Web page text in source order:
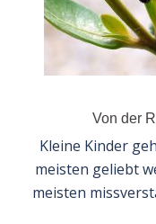
Von der
Kleine Kinder
meisten geliebt
meisten